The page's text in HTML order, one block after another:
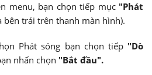
menu, bạn chọn tiếp mục"Phát
bên trái trên thanh màn hình).
Phát sóng bạn chọn tiếp"Dò
nhấn chọn "Bắt đầu".